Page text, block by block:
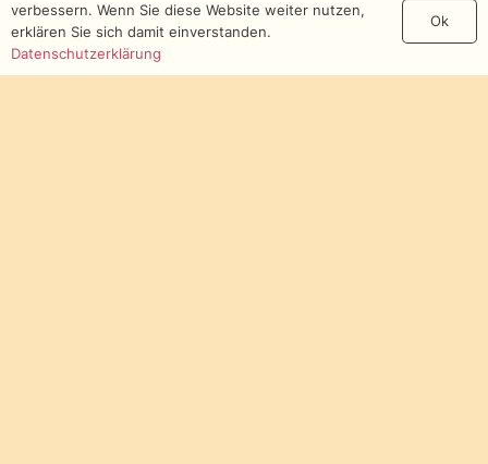
verbessern. Wenn Sie diese Website weiter nutzen,
erklären Sie sich damit einverstanden.
Datenschutzerklärung
Ok